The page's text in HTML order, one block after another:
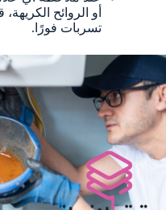
أو الروائح
تسربات فورًا.